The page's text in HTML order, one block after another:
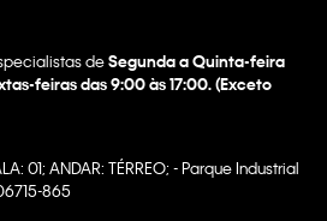
deSegunda a Quinta-feira
feiras das 9:00 às 17:00. (Exceto
01; ANDAR: TÉRREO; - Parque Industrial
865